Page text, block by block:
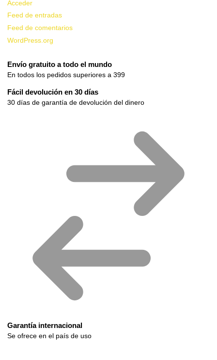
Acceder
Feed de entradas
Feed de comentarios
WordPress.org
Envío gratuito a todo el mundo
En todos los pedidos superiores a 399
Fácil devolución en 30 días
30 días de garantía de devolución del dinero
Garantía internacional
Se ofrece en el país de uso